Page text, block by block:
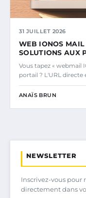
31 JUILLET 2026
WEB IONOS MAIL
SOLUTIONS AUX
Vous tapez « webmail
portail ? L'URL directe
ANAÏS BRUN
NEWSLETTER
Inscrivez-vous pour
directement dans